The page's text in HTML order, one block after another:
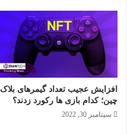
افزایش عجیب تعداد گیمرهای بلاک
چین؛ کدام بازی ها رکورد زدند؟
سپتامبر 30, 2022